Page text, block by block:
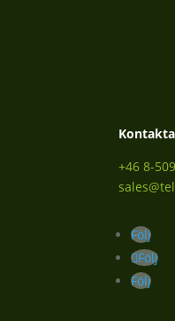
+46 8-
Följ
Följ
Följ